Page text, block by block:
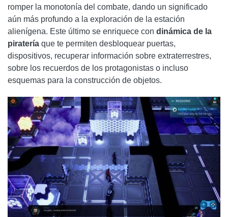
romper la monotonía del combate, dando un significado
aún más profundo a la exploración de la estación
alienígena. Este último se enriquece con dinámica de la
piratería que te permiten desbloquear puertas,
dispositivos, recuperar información sobre extraterrestres,
sobre los recuerdos de los protagonistas o incluso
esquemas para la construcción de objetos.